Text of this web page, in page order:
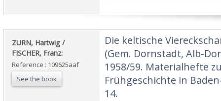
‎ZURN, Hartwig /
FISCHER, Franz:‎
Reference : 109625aaf
See the book
‎Die keltische
(Gem. Dornstadt, Alb-
1958/59. Materialhefte
Frühgeschichte in
14.‎